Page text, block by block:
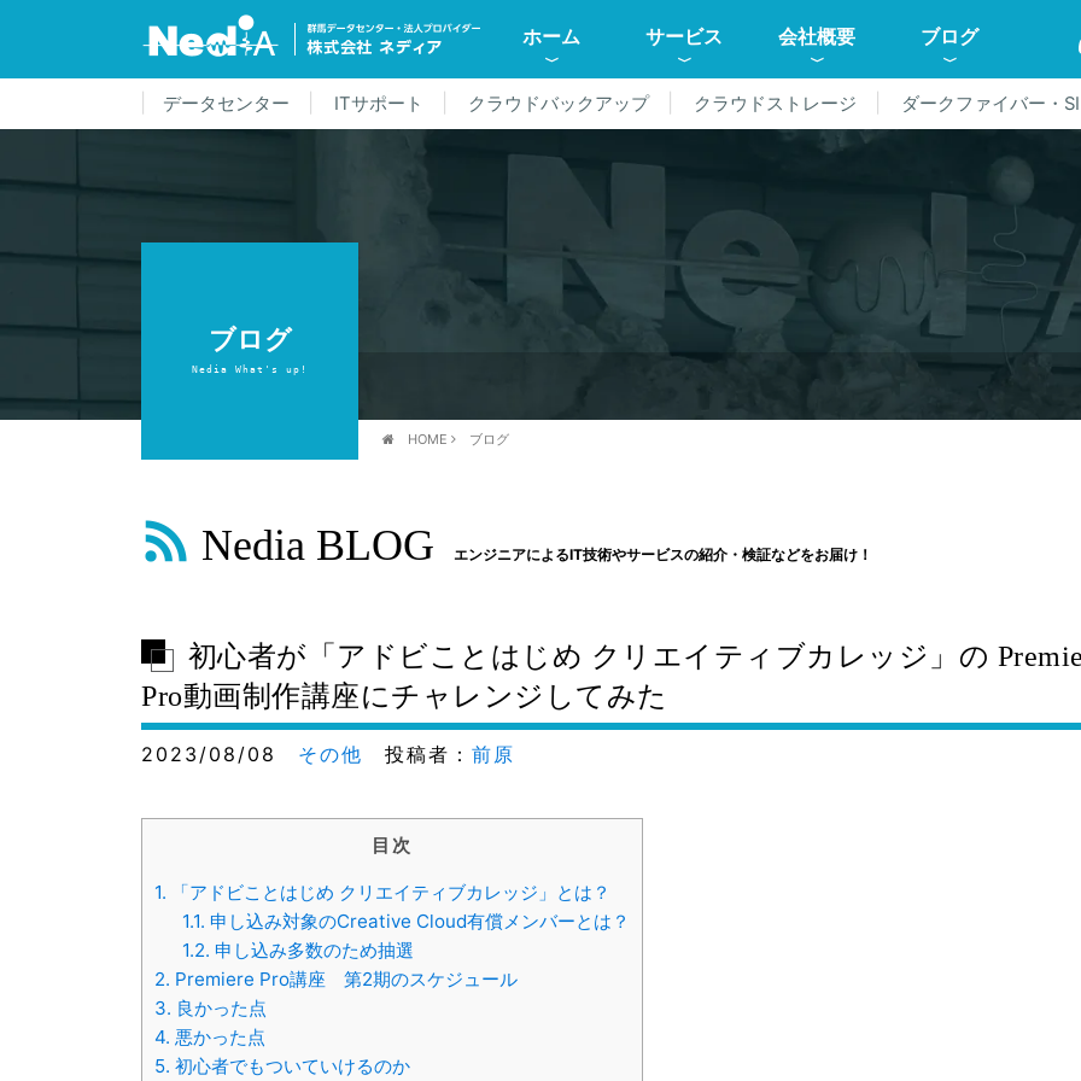
ホーム サービス 会社概要 ブログ
データセンター ITサポート クラウドバックアップ クラウドストレージ ダークファイバー・
ブログ
Nedia What's up!
HOME ブログ
Nedia BLOG エンジニアによるIT技術やサービスの紹介・検証などをお届け！
初心者が「アドビことはじめ クリエイティブカレッジ」の
Pro動画制作講座にチャレンジしてみた
2023/08/08 その他 投稿者： 前原
目次
1. 「アドビことはじめ クリエイティブカレッジ」とは？
1.1. 申し込み対象のCreative Cloud有償メンバーとは？
1.2. 申し込み多数のため抽選
2. Premiere Pro講座 第2期のスケジュール
3. 良かった点
4. 悪かった点
5. 初心者でもついていけるのか